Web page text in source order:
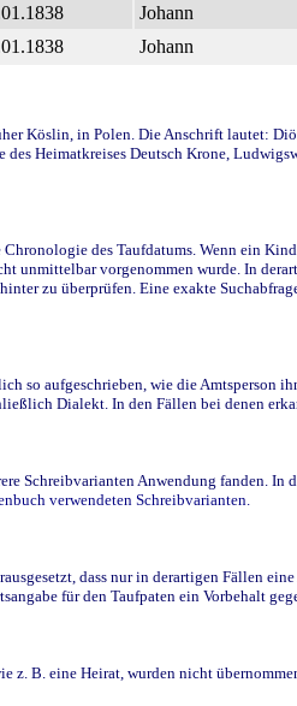
Johann
Johann
Köslin, in Polen. Die Anschrift lautet:
Heimatkreises Deutsch Krone,
des Taufdatums. Wenn ein
unmittelbar vorgenommen wurde. In
zu überprüfen. Eine exakte
aufgeschrieben, wie die Amtsperson
Dialekt. In den Fällen bei denen
Schreibvarianten Anwendung fanden.
verwendeten Schreibvarianten.
dass nur in derartigen Fällen
für den Taufpaten ein Vorbehalt
z. B. eine Heirat, wurden nicht